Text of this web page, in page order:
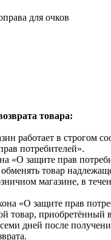
для очков
товара:
работает в строгом
потребителей».
«О защите прав
товар
магазине, в
«О защите прав
товар, приобретённый
дней после